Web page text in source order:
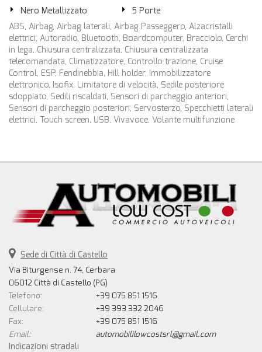
Nero Metallizzato
5 Porte
ABS, Airbag, Airbag laterali, Airbag Passeggero, Alzacristalli
elettrici, Autoradio, Bluetooth, Boardcomputer, Bracciolo, Cerchi
in lega, Chiusura centralizzata, Chiusura centralizzata
telecomandata, Climatizzatore, Controllo trazione, Cruise
Control, ESP, Fendinebbia, Hill holder, Immobilizzatore
elettronico, Isofix, Limitatore di velocità, Sedile posteriore
sdoppiato, Sedili riscaldati, Sensori di parcheggio anteriori,
Sensori di parcheggio posteriori, Servosterzo, Specchietti laterali
elettrici, Touch screen, USB, Vivavoce, Volante multifunzione
Sede di Città di Castello
Via Biturgense n. 74, Cerbara
06012 Città di Castello (PG)
Telefono:
+39 075 851 1516
Cellulare:
+39 393 332 2046
Fax:
+39 075 851 1516
Email:
automobililowcostsrl@gmail.com
Indicazioni stradali